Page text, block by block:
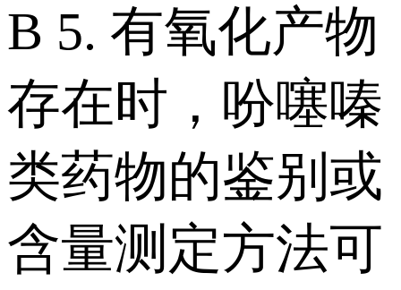
B 5. 有氧化产物
存在时，吩噻嗪
类药物的鉴别或
含量测定方法可